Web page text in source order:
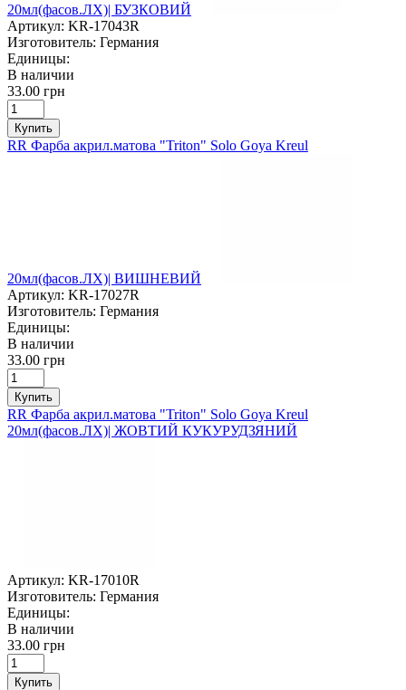
20мл(фасов.ЛХ)| БУЗКОВИЙ
Артикул: KR-17043R
Изготовитель: Германия
Единицы:
В наличии
33.00 грн
Купить
RR Фарба акрил.матова "Triton" Solo Goya Kreul
20мл(фасов.ЛХ)| ВИШНЕВИЙ
Артикул: KR-17027R
Изготовитель: Германия
Единицы:
В наличии
33.00 грн
Купить
RR Фарба акрил.матова "Triton" Solo Goya Kreul
20мл(фасов.ЛХ)| ЖОВТИЙ КУКУРУДЗЯНИЙ
Артикул: KR-17010R
Изготовитель: Германия
Единицы:
В наличии
33.00 грн
Купить